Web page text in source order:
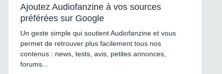
Ajoutez Audiofanzine à vos sources
préférées sur Google
Un geste simple qui soutient Audiofanzine et vous
permet de retrouver plus facilement tous nos
contenus : news, tests, avis, petites annonces,
forums...